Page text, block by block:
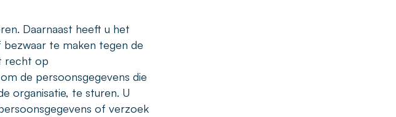
Daarnaast heeft u het
te maken tegen de
recht op
de persoonsgegevens die
organisatie, te sturen. U
of verzoek